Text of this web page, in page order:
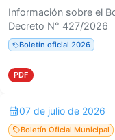
Información sobre el
Decreto N° 427/2026
Boletín oficial 2026
PDF
07 de julio de 2026
Boletín Oficial Municipal